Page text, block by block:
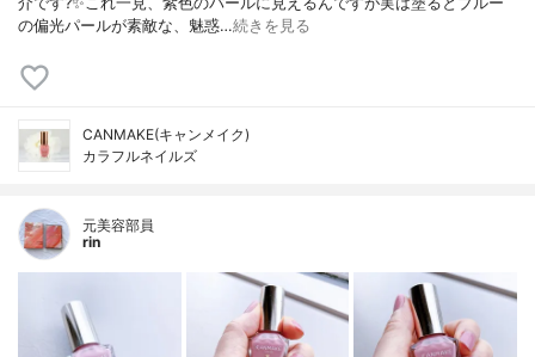
の偏光パールが素敵な、魅惑…続きを見る
CANMAKE(キャンメイク)
カラフルネイルズ
元美容部員
rin